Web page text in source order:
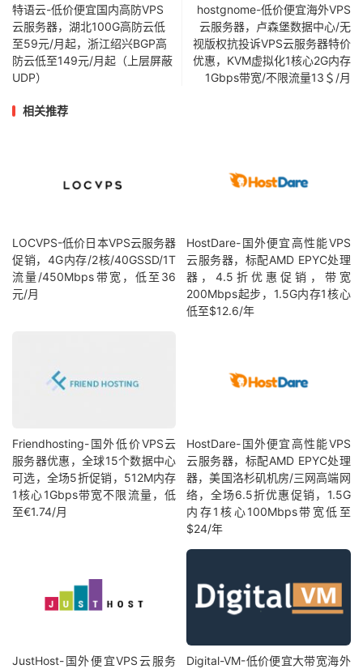
特语云-低价便宜国内高防VPS
云服务器，湖北100G高防云低
至59元/月起，浙江绍兴BGP高
防云低至149元/月起（上层屏蔽
UDP）
hostgnome-低价便宜海外VPS
云服务器，卢森堡数据中心/无
视版权抗投诉VPS云服务器特价
优惠，KVM虚拟化1核心2G内存
1Gbps带宽/不限流量13＄/月
相关推荐
LOCVPS-低价日本VPS云服务器
促销，4G内存/2核/40GSSD/1T
流量/450Mbps带宽，低至36
元/月
HostDare-国外便宜高性能VPS
云服务器，标配AMD EPYC处理
器，4.5折优惠促销，带宽
200Mbps起步，1.5G内存1核心
低至$12.6/年
Friendhosting-国外低价VPS云
服务器优惠，全球15个数据中心
可选，全场5折促销，512M内存
1核心1Gbps带宽不限流量，低
至€1.74/月
HostDare-国外便宜高性能VPS
云服务器，标配AMD EPYC处理
器，美国洛杉矶机房/三网高端网
络，全场6.5折优惠促销，1.5G
内存1核心100Mbps带宽低至
$24/年
JustHost-国外便宜VPS云服务
Digital-VM-低价便宜大带宽海外